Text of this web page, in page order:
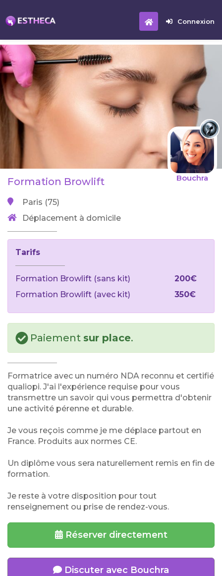
Connexion
Bouchra
Formation Browlift
Paris (75)
Déplacement à domicile
Tarifs
Formation Browlift (sans kit)
200€
Formation Browlift (avec kit)
350€
Paiement sur place.
Formatrice avec un numéro NDA reconnu et certifié
qualiopi. J'ai l'expérience requise pour vous
transmettre un savoir qui vous permettra d'obtenir
une activité pérenne et durable.
Je vous reçois comme je me déplace partout en
France. Produits aux normes CE.
Un diplôme vous sera naturellement remis en fin de
formation.
Je reste à votre disposition pour tout
renseignement ou prise de rendez-vous.
Réserver directement
Discuter avec Bouchra